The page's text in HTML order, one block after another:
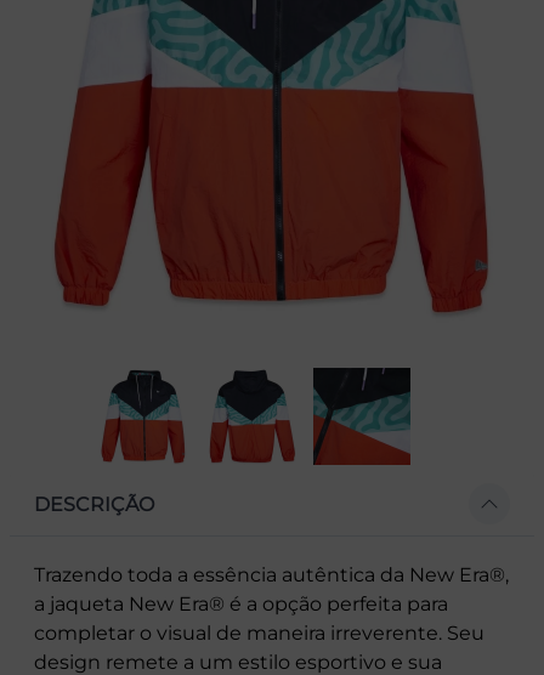
DESCRIÇÃO
Trazendo toda a essência autêntica da New Era®,
a jaqueta New Era® é a opção perfeita para
completar o visual de maneira irreverente. Seu
design remete a um estilo esportivo e sua